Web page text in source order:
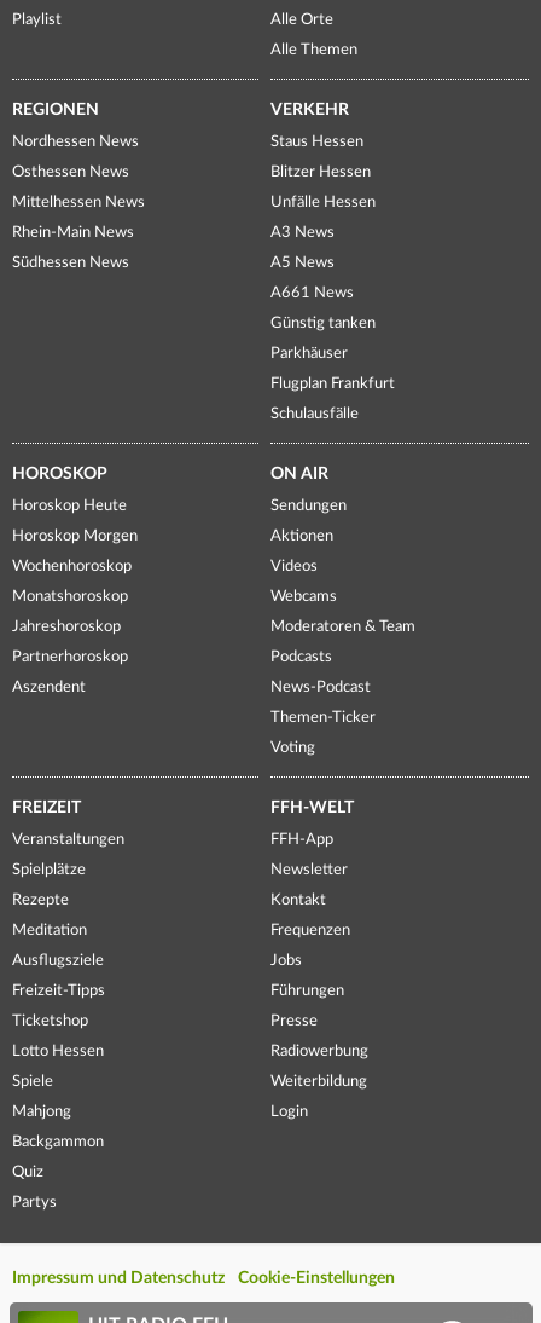
Playlist
Alle Orte
Alle Themen
REGIONEN
Nordhessen News
Osthessen News
Mittelhessen News
Rhein-Main News
Südhessen News
VERKEHR
Staus Hessen
Blitzer Hessen
Unfälle Hessen
A3 News
A5 News
A661 News
Günstig tanken
Parkhäuser
Flugplan Frankfurt
Schulausfälle
HOROSKOP
Horoskop Heute
Horoskop Morgen
Wochenhoroskop
Monatshoroskop
Jahreshoroskop
Partnerhoroskop
Aszendent
ON AIR
Sendungen
Aktionen
Videos
Webcams
Moderatoren & Team
Podcasts
News-Podcast
Themen-Ticker
Voting
FREIZEIT
Veranstaltungen
Spielplätze
Rezepte
Meditation
Ausflugsziele
Freizeit-Tipps
Ticketshop
Lotto Hessen
Spiele
Mahjong
Backgammon
Quiz
Partys
FFH-WELT
FFH-App
Newsletter
Kontakt
Frequenzen
Jobs
Führungen
Presse
Radiowerbung
Weiterbildung
Login
Impressum und Datenschutz Cookie-Einstellungen